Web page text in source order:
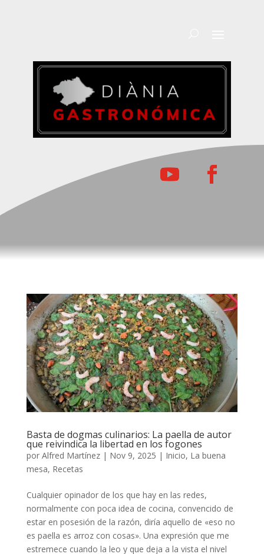
Basta de dogmas culinarios: La paella de autor
que reivindica la libertad en los fogones
por Alfred Martínez| Nov 9, 2025 | Inicio, La buena
mesa, Recetas
Cualquier opinador de los que hay en las redes,
normalmente con poca idea de cocina, convencido de
estar en posesión de la razón, diría aquello de «eso no
es paella es arroz con cosas». Una expresión que me
estremece cuando la leo y que deja a la vista el nivel